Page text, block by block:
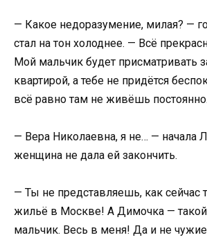
— Какое недоразумение, милая? —
стал на тон холоднее. — Всё
Мой мальчик будет присматривать
квартирой, а тебе не придётся
всё равно там не живёшь постоянно.
— Вера Николаевна, я не… — начала
женщина не дала ей закончить.
— Ты не представляешь, как сейчас
жильё в Москве! А Димочка —
мальчик. Весь в меня! Да и не